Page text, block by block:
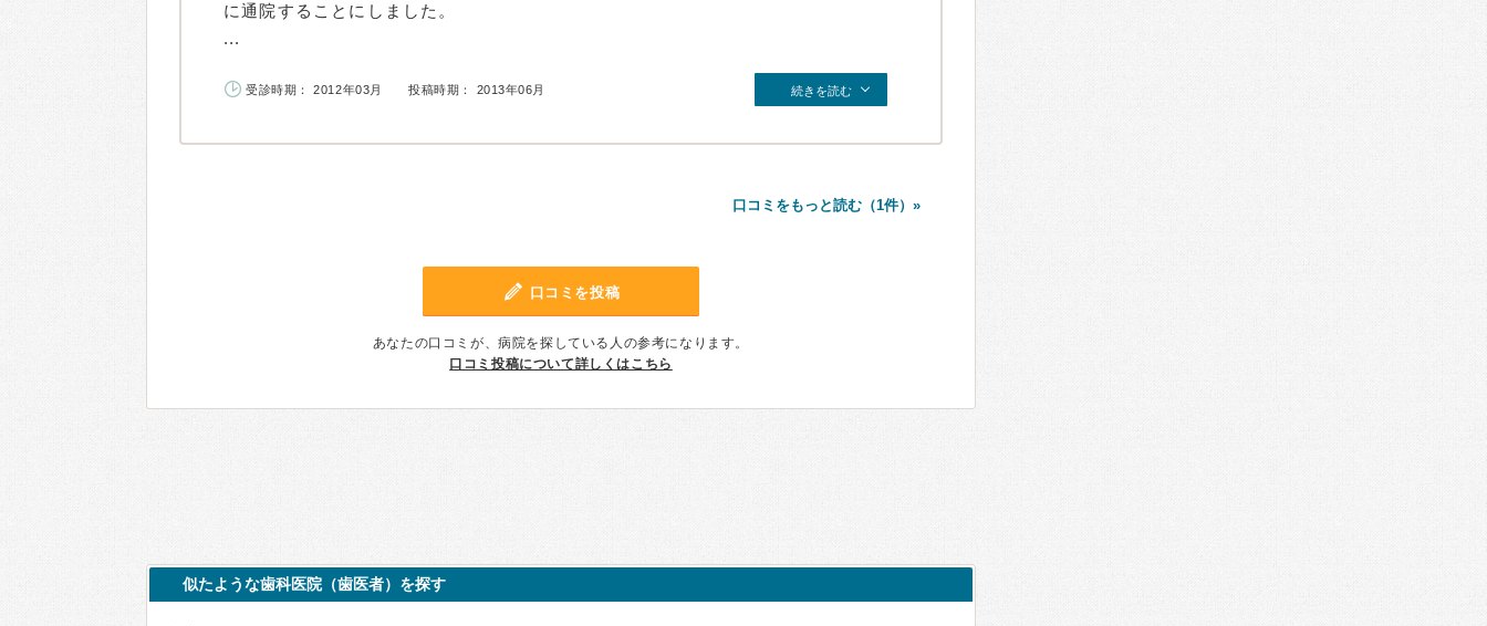
に通院することにしました。
...
受診時期： 2012年03月 投稿時期： 2013年06月 続きを読む
口コミをもっと読む（1件）»
口コミを投稿
あなたの口コミが、病院を探している人の参考になります。
口コミ投稿について詳しくはこちら
似たような歯科医院（歯医者）を探す